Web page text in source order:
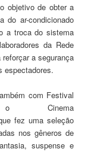
objetivo de obter a
do ar-condicionado
a troca do sistema
da Rede
a segurança
espectadores.
com Festival
fez uma seleção
nos gêneros de
suspense e